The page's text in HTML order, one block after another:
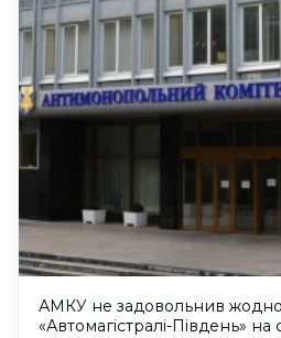
АМКУ не задовольнив
«Автомагістралі-Південь»